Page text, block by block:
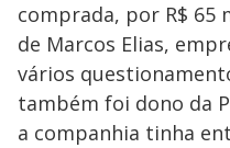
comprada, por R$ 65
de Marcos Elias,
vários
também foi dono da
a companhia tinha